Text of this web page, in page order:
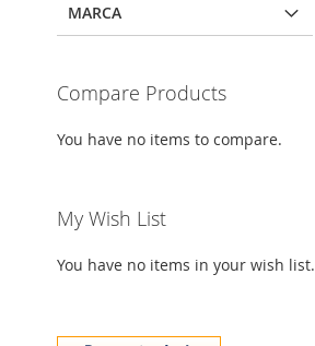
MARCA
Compare Products
You have no items to compare.
My Wish List
You have no items in your wish list.